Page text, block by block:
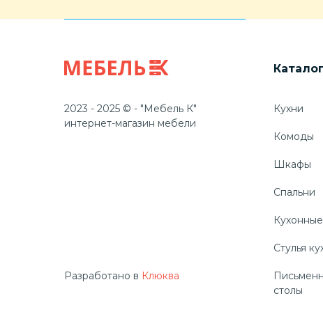
Каталог
Разработано в Клюква
Кухни
Комоды
Шкафы
Спальни
Стулья
столы
2023 - 2025 © - "Мебель К"
интернет-магазин мебели